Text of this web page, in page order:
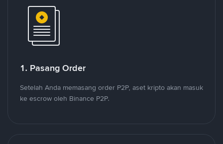
1. Pasang Order
Setelah Anda memasang order P2P, aset kripto akan masuk
ke escrow oleh Binance P2P.